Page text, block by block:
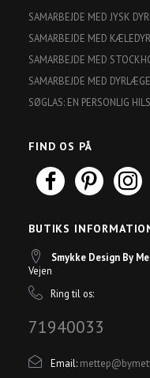
SAMARBEJDE MED JYSK
SAMARBEJDE MED
SAMARBEJDE MED
SAMARBEJDE MED
SØGLAS: EN PERSONLIG
FIND OS PÅ
BUTIKS
Smykke Design By
Vejen
Ring til os:
71940033
Email: